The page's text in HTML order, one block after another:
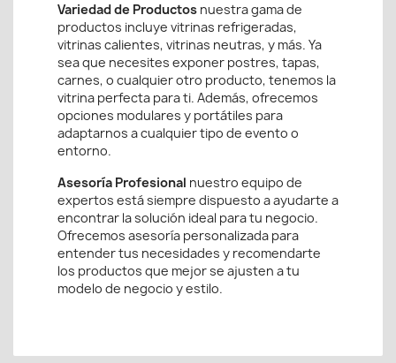
Variedad de Productos nuestra gama de
productos incluye vitrinas refrigeradas,
vitrinas calientes, vitrinas neutras, y más. Ya
sea que necesites exponer postres, tapas,
carnes, o cualquier otro producto, tenemos la
vitrina perfecta para ti. Además, ofrecemos
opciones modulares y portátiles para
adaptarnos a cualquier tipo de evento o
entorno.
Asesoría Profesional nuestro equipo de
expertos está siempre dispuesto a ayudarte a
encontrar la solución ideal para tu negocio.
Ofrecemos asesoría personalizada para
entender tus necesidades y recomendarte
los productos que mejor se ajusten a tu
modelo de negocio y estilo.